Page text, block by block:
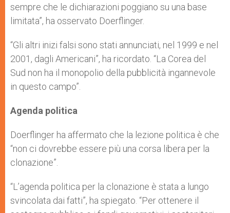
sempre che le dichiarazioni poggiano su una base
limitata”, ha osservato Doerflinger.
“Gli altri inizi falsi sono stati annunciati, nel 1999 e nel
2001, dagli Americani”, ha ricordato. “La Corea del
Sud non ha il monopolio della pubblicità ingannevole
in questo campo”.
Agenda politica
Doerflinger ha affermato che la lezione politica è che
“non ci dovrebbe essere più una corsa libera per la
clonazione”.
“L’agenda politica per la clonazione è stata a lungo
svincolata dai fatti”, ha spiegato. “Per ottenere il